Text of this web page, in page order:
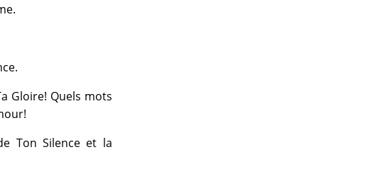
Gloire! Quels mots
Ton Silence et la